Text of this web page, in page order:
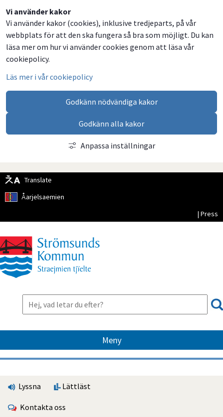
Vi använder kakor
Vi använder kakor (cookies), inklusive tredjeparts, på vår
webbplats för att den ska fungera så bra som möjligt. Du kan
läsa mer om hur vi använder cookies genom att läsa vår
cookiepolicy.
Läs mer i vår cookiepolicy
Godkänn nödvändiga kakor
Godkänn alla kakor
Anpassa inställningar
Translate
Åarjelsaemien
| Press
Meny
Lyssna Lättläst
Kontakta oss
Dela
på
Facebook
Dela
på
Twitter
Dela
på
LinkedIn
Dela
via
email